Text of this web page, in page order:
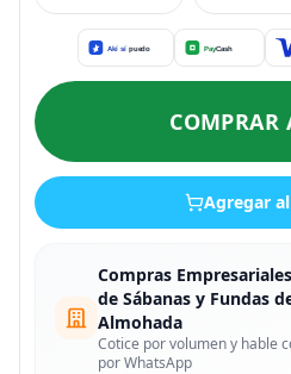
COMPRAR
Agregar
Compras
de Sábanas y Fundas
Almohada
Cotice por volumen y hable
por WhatsApp